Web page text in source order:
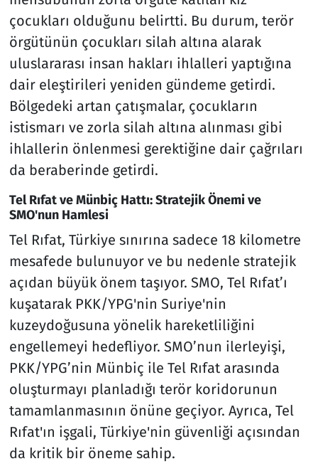
çocukları olduğunu belirtti. Bu durum, terör
örgütünün çocukları silah altına alarak
uluslararası insan hakları ihlalleri yaptığına
dair eleştirileri yeniden gündeme getirdi.
Bölgedeki artan çatışmalar, çocukların
istismarı ve zorla silah altına alınması gibi
ihlallerin önlenmesi gerektiğine dair çağrıları
da beraberinde getirdi.
Tel Rıfat ve Münbiç Hattı: Stratejik Önemi ve
SMO'nun Hamlesi
Tel Rıfat, Türkiye sınırına sadece 18 kilometre
mesafede bulunuyor ve bu nedenle stratejik
açıdan büyük önem taşıyor. SMO, Tel Rıfat’ı
kuşatarak PKK/YPG'nin Suriye'nin
kuzeydoğusuna yönelik hareketliliğini
engellemeyi hedefliyor. SMO’nun ilerleyişi,
PKK/YPG’nin Münbiç ile Tel Rıfat arasında
oluşturmayı planladığı terör koridorunun
tamamlanmasının önüne geçiyor. Ayrıca, Tel
Rıfat'ın işgali, Türkiye'nin güvenliği açısından
da kritik bir öneme sahip.